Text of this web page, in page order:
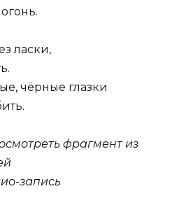
ласки,
чёрные глазки
фрагмент из
запись